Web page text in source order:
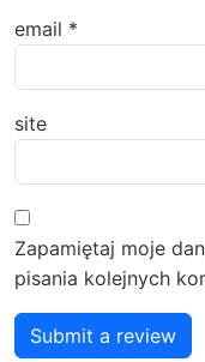
email *
site
Zapamiętaj moje
pisania kolejnych
Submit a review